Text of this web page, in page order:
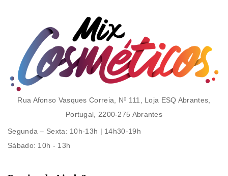
Rua Afonso Vasques Correia, Nº 111, Loja ESQ Abrantes,
Portugal, 2200-275 Abrantes
Segunda – Sexta: 10h-13h | 14h30-19h
Sábado: 10h - 13h